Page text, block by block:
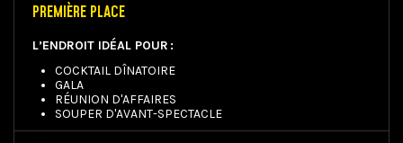
PREMIÈRE PLACE
L’ENDROIT IDÉAL POUR :
COCKTAIL DÎNATOIRE
GALA
RÉUNION D'AFFAIRES
SOUPER D'AVANT-SPECTACLE